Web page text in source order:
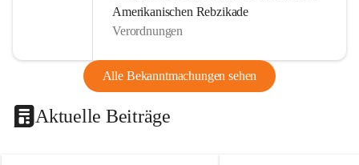
Amerikanischen Rebzikade
Verordnungen
Alle Bekanntmachungen sehen
Aktuelle Beiträge